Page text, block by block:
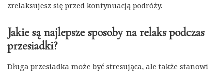
zrelaksujesz się przed kontynuacją podróży.
Jakie są najlepsze sposoby na relaks podczas
przesiadki?
Długa przesiadka może być stresująca, ale także stanowi